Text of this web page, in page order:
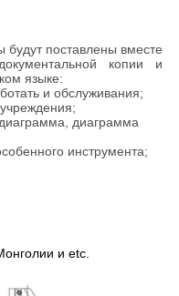
поставлены вместе
копии и
языке:
и обслуживания;
;
диаграмма
инструмента;
и etc.